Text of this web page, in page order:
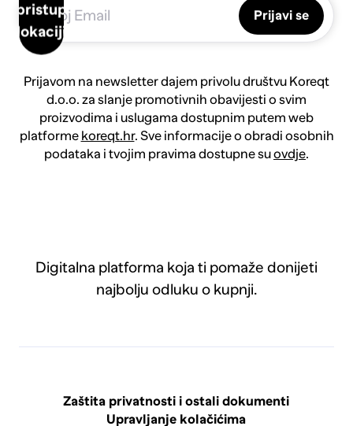
pristup
lokaciji
Prijavi se
Prijavom na newsletter dajem privolu društvu Koreqt
d.o.o. za slanje promotivnih obavijesti o svim
proizvodima i uslugama dostupnim putem web
platforme koreqt.hr. Sve informacije o obradi osobnih
podataka i tvojim pravima dostupne suovdje.
Digitalna platforma koja ti pomaže donijeti
najbolju odluku o kupnji.
Zaštita privatnosti i ostali dokumenti
Upravljanje kolačićima